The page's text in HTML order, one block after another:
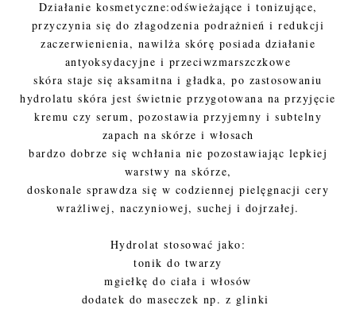
Działanie kosmetyczne:odświeżające i tonizujące,
przyczynia się do złagodzenia podrażnień i redukcji
zaczerwienienia, nawilża skórę posiada działanie
antyoksydacyjne i przeciwzmarszczkowe
skóra staje się aksamitna i gładka, po zastosowaniu
hydrolatu skóra jest świetnie przygotowana na przyjęcie
kremu czy serum, pozostawia przyjemny i subtelny
zapach na skórze i włosach
bardzo dobrze się wchłania nie pozostawiając lepkiej
warstwy na skórze,
doskonale sprawdza się w codziennej pielęgnacji cery
wrażliwej, naczyniowej, suchej i dojrzałej.
Hydrolat stosować jako:
tonik do twarzy
mgiełkę do ciała i włosów
dodatek do maseczek np. z glinki